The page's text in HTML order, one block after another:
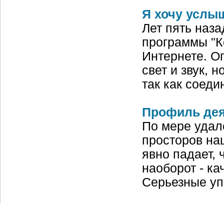
Я хочу
Лет пять
программы
Интернете.
свет и звук,
так как
Профиль
По мере
просторов
явно падает,
наоборот -
Серьезные